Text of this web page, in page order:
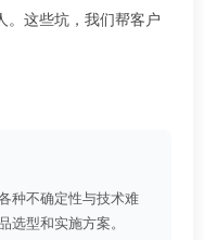
。这些坑，我们帮客户
种不确定性与技术难
选型和实施方案。